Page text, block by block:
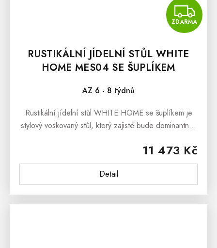
ZDARMA
RUSTIKÁLNÍ JÍDELNÍ STŮL WHITE
HOME MES04 SE ŠUPLÍKEM
AZ 6 - 8 týdnů
11 473 Kč
Detail
Rustikální jídelní stůl WHITE HOME se šuplíkem je
stylový voskovaný stůl, který zajisté bude dominantním